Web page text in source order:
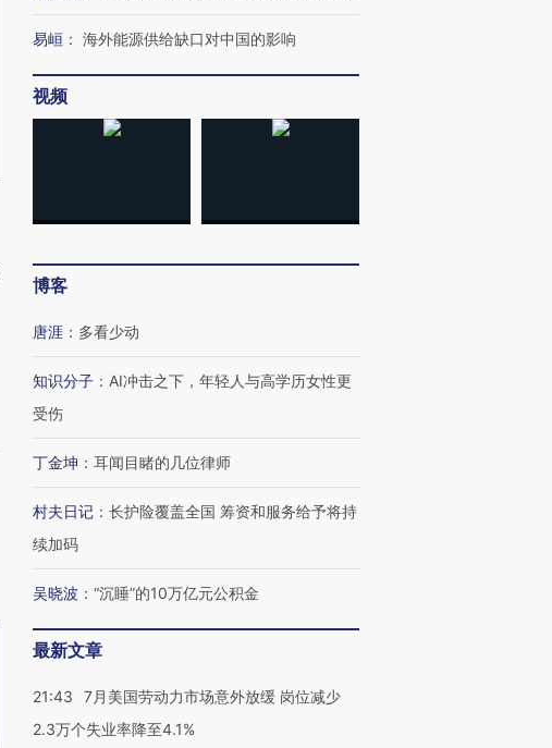
易峘 ： 海外能源供给缺口对中国的影响
视频
博客
唐涯 ： 多看少动
知识分子 ： AI冲击之下，年轻人与高学历女性更
受伤
丁金坤 ： 耳闻目睹的几位律师
村夫日记 ： 长护险覆盖全国 筹资和服务给予将持
续加码
吴晓波 ： “沉睡”的10万亿元公积金
最新文章
21:43
7月美国劳动力市场意外放缓 岗位减少
2.3万个失业率降至4.1%